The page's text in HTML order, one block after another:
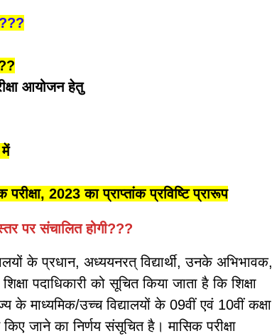
आयोजन हेतु
2023 का प्राप्तांक प्रविष्टि प्रारूप
पर संचालित होगी???
के प्रधान, अध्ययनरत् विद्यार्थी, उनके अभिभावक,
पदाधिकारी को सूचित किया जाता है कि शिक्षा
के माध्यमिक/उच्च विद्यालयों के 09वीं एवं 10वीं कक्षा
किए जाने का निर्णय संसूचित है। मासिक परीक्षा